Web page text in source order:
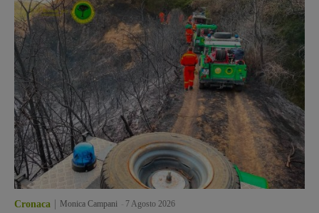
Cronaca Monica Campani 7 Agosto 2026